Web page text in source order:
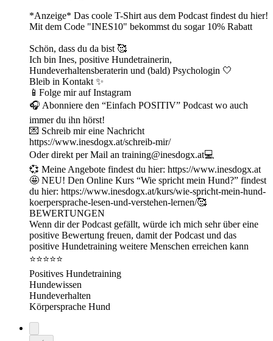
*Anzeige* Das coole T-Shirt aus dem Podcast findest du hier!
Mit dem Code "INES10" bekommst du sogar 10% Rabatt
Schön, dass du da bist 🥰
Ich bin Ines, positive Hundetrainerin,
Hundeverhaltensberaterin und (bald) Psychologin 🤍
Bleib in Kontakt ✨
📱Folge mir auf ⁠Instagram⁠
🎧 Abonniere den “Einfach POSITIV” Podcast wo auch
immer du ihn hörst!
💌 Schreib mir eine Nachricht
https://www.inesdogx.at/schreib-mir/
Oder direkt per Mail an training@inesdogx.at⁠💻
💞 Meine Angebote findest du hier: https://www.inesdogx.at
🤩 NEU! Den Online Kurs “Wie spricht mein Hund?” findest
du hier: ⁠https://www.inesdogx.at/kurs/wie-spricht-mein-hund-
koerpersprache-lesen-und-verstehen-lernen/⁠🥰
BEWERTUNGEN
Wenn dir der Podcast gefällt, würde ich mich sehr über eine
positive Bewertung freuen, damit der Podcast und das
positive Hundetraining weitere Menschen erreichen kann
⭐⭐⭐⭐⭐
Positives Hundetraining
Hundewissen
Hundeverhalten
Körpersprache Hund